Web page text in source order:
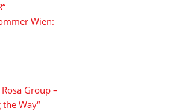
Wien:
Group –
Way“